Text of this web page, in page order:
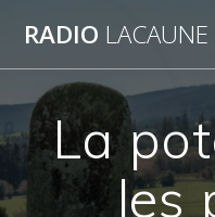
RADIO LACAUNE
La
les